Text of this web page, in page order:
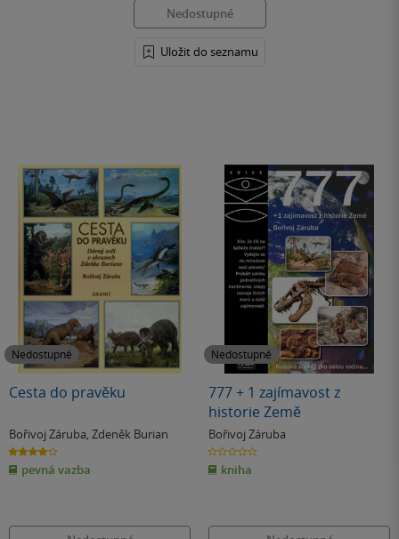
Nedostupné
Uložit do seznamu
Nedostupné
Cesta do pravěku
Bořivoj Záruba, Zdeněk Burian
4.0
z
5
hvězdiček
pevná vazba
Nedostupné
777 + 1 zajímavost z
historie Země
Bořivoj Záruba
0.0
z
5
hvězdiček
kniha